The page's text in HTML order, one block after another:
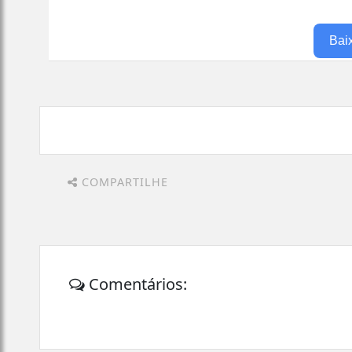
COMPARTILHE
Comentários: